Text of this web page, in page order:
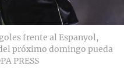
frente al Espanyol,
próximo domingo pueda
PRESS